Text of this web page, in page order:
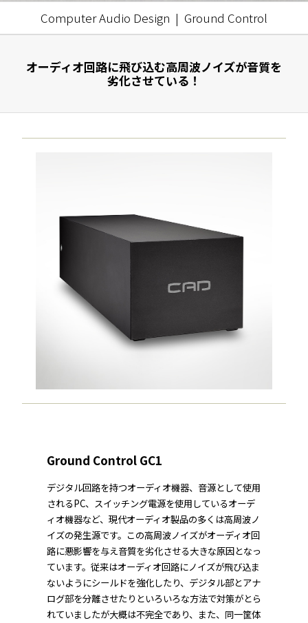
Computer Audio Design | Ground Control
オーディオ回路に飛び込む高周波ノイズが音質を
劣化させている！
Ground Control GC1
デジタル回路を持つオーディオ機器、音源として使用
されるPC、スイッチング電源を使用しているオーデ
ィオ機器など、現代オーディオ製品の多くは高周波ノ
イズの発生源です。この高周波ノイズがオーディオ回
路に悪影響を与え音質を劣化させる大きな原因となっ
ています。従来はオーディオ回路にノイズが飛び込ま
ないようにシールドを強化したり、デジタル部とアナ
ログ部を分離させたりといろいろな方法で対策がとら
れていましたが大概は不完全であり、また、同一筐体